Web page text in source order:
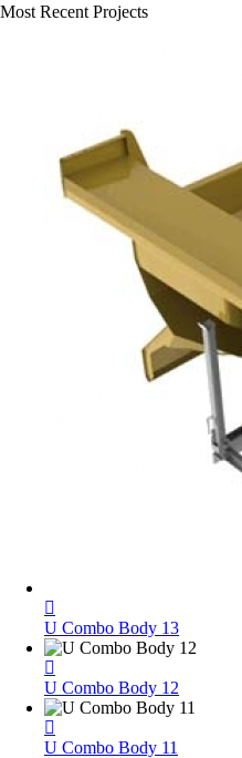
Most Recent Projects
U Combo Body 13
U Combo Body 12
U Combo Body 11